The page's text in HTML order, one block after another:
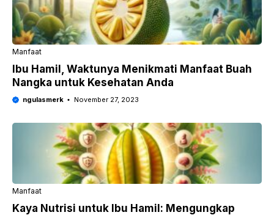
Manfaat
Ibu Hamil, Waktunya Menikmati Manfaat Buah
Nangka untuk Kesehatan Anda
ngulasmerk November 27, 2023
Manfaat
Kaya Nutrisi untuk Ibu Hamil: Mengungkap